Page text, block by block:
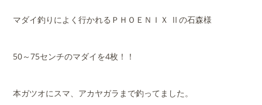
マダイ釣りによく行かれるＰＨＯＥＮＩＸ Ⅱの石森様
50～75センチのマダイを4枚！！
本ガツオにスマ、アカヤガラまで釣ってました。